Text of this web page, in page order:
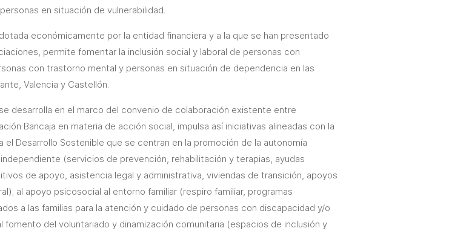
en situación de vulnerabilidad.
económicamente por la entidad financiera y a la que se han presentado
permite fomentar la inclusión social y laboral de personas con
con trastorno mental y personas en situación de dependencia en las
Valencia y Castellón.
desarrolla en el marco del convenio de colaboración existente entre
Bancaja en materia de acción social, impulsa así iniciativas alineadas con la
el Desarrollo Sostenible que se centran en la promoción de la autonomía
(servicios de prevención, rehabilitación y terapias, ayudas
de apoyo, asistencia legal y administrativa, viviendas de transición, apoyos
al apoyo psicosocial al entorno familiar (respiro familiar, programas
a las familias para la atención y cuidado de personas con discapacidad y/o
fomento del voluntariado y dinamización comunitaria (espacios de inclusión y